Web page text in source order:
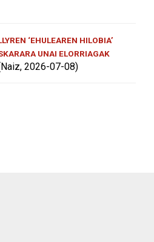
‘EHULEAREN HILOBIA’
UNAI ELORRIAGAK
2026-07-08)